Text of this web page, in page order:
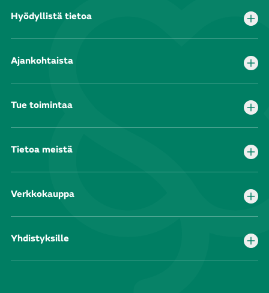
Hyödyllistä tietoa
Ajankohtaista
Tue toimintaa
Tietoa meistä
Verkkokauppa
Yhdistyksille